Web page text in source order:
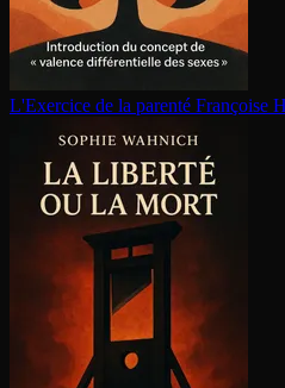
L'Exercice de la parenté Françoise